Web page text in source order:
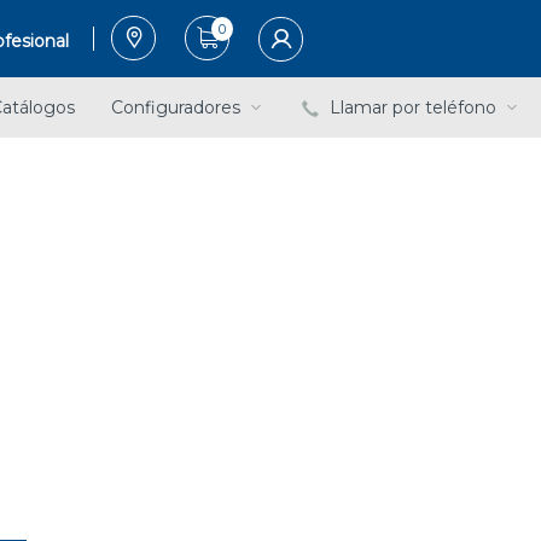
0
Configuradores Llamar por teléfono